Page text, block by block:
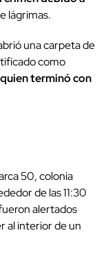
lágrimas.
una carpeta de
como
terminó con
50, colonia
de las 11:30
alertados
al interior de un